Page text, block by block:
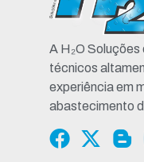
A H₂O Soluções
técnicos
experiência em
abastecimento